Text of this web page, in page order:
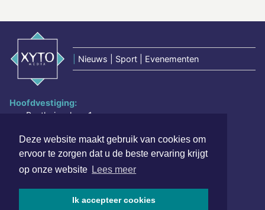
Deze website maakt gebruik van cookies om
ervoor te zorgen dat u de beste ervaring krijgt
op onze website Lees meer
Ik accepteer cookies
Nieuws | Sport | Evenementen
Hoofdvestiging:
van Benthuizenlaan 1
072 8200 600
redactie@xyto.nl